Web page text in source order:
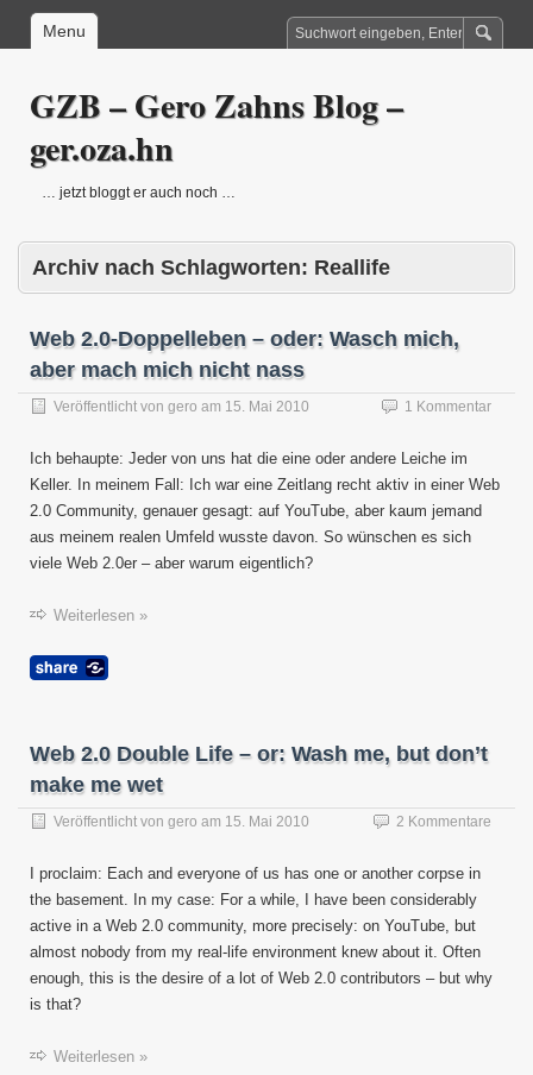
Menu
GZB – Gero Zahns Blog –
ger.oza.hn
… jetzt bloggt er auch noch …
Archiv nach Schlagworten: Reallife
Web 2.0-Doppelleben – oder: Wasch mich,
aber mach mich nicht nass
Veröffentlicht von gero am 15. Mai 2010 1 Kommentar
Ich behaupte: Jeder von uns hat die eine oder andere Leiche im
Keller. In meinem Fall: Ich war eine Zeitlang recht aktiv in einer Web
2.0 Community, genauer gesagt: auf YouTube, aber kaum jemand
aus meinem realen Umfeld wusste davon. So wünschen es sich
viele Web 2.0er – aber warum eigentlich?
Weiterlesen »
Web 2.0 Double Life – or: Wash me, but don’t
make me wet
Veröffentlicht von gero am 15. Mai 2010 2 Kommentare
I proclaim: Each and everyone of us has one or another corpse in
the basement. In my case: For a while, I have been considerably
active in a Web 2.0 community, more precisely: on YouTube, but
almost nobody from my real-life environment knew about it. Often
enough, this is the desire of a lot of Web 2.0 contributors – but why
is that?
Weiterlesen »